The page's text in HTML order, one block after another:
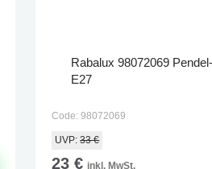
Rabalux 98072069
E27
Code: 98072069
UVP:33 €
23 € inkl. MwSt.